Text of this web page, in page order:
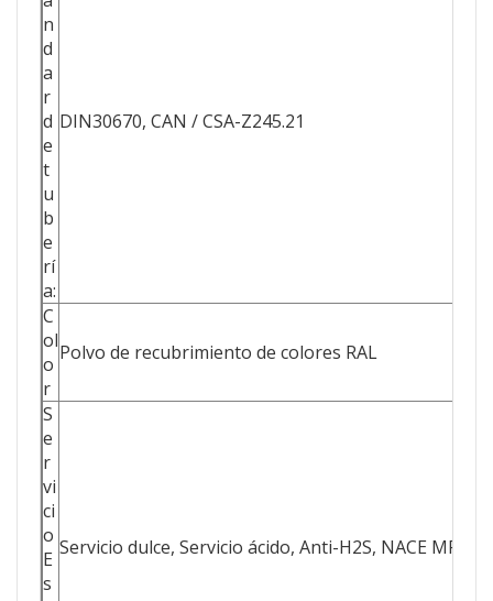
n
d
a
r
d
e
t
u
b
e
rí
a:
DIN30670, CAN / CSA-Z245.21
C
ol
o
r
Polvo de recubrimiento de colores RAL
S
e
r
vi
ci
o
E
s
Servicio dulce, Servicio ácido, Anti-H2S, NACE